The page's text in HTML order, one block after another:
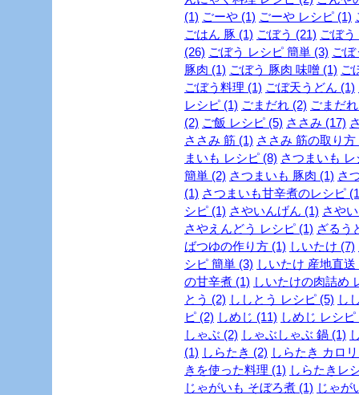
(1) ごーや (1) ごーや レシピ (1)
ごはん 豚 (1) ごぼう (21) ごぼ
(26) ごぼう レシピ 簡単 (3) ご
豚肉 (1) ごぼう 豚肉 味噌 (1) ご
ごぼう料理 (1) ごぼ天うどん (1)
レシピ (1) ごまだれ (2) ごまだ
(2) ご飯 レシピ (5) ささみ (17)
ささみ 筋 (1) ささみ 筋の取り方
まいも レシピ (8) さつまいも
簡単 (2) さつまいも 豚肉 (1) さ
(1) さつまいも甘辛煮のレシピ
シピ (1) さやいんげん (1) さや
さやえんどう レシピ (1) ざるう
ばつゆの作り方 (1) しいたけ (7)
シピ 簡単 (3) しいたけ 産地直送
の甘辛煮 (1) しいたけの肉詰め
とう (2) ししとう レシピ (5) し
ピ (2) しめじ (11) しめじ レシピ
しゃぶ (2) しゃぶしゃぶ 鍋 (1)
(1) しらたき (2) しらたき カロ
きを使った料理 (1) しらたきレ
じゃがいも そぼろ煮 (1) じゃが